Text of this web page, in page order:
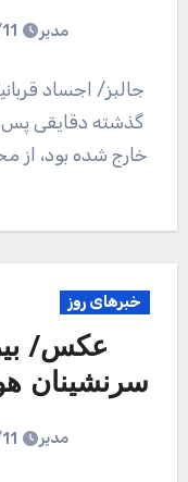
مدیر
جالبز/ اجساد
گذشته دقایقی پس
خارج شده بود، از
خبرهای روز
عکس/
سرنشینان
مدیر